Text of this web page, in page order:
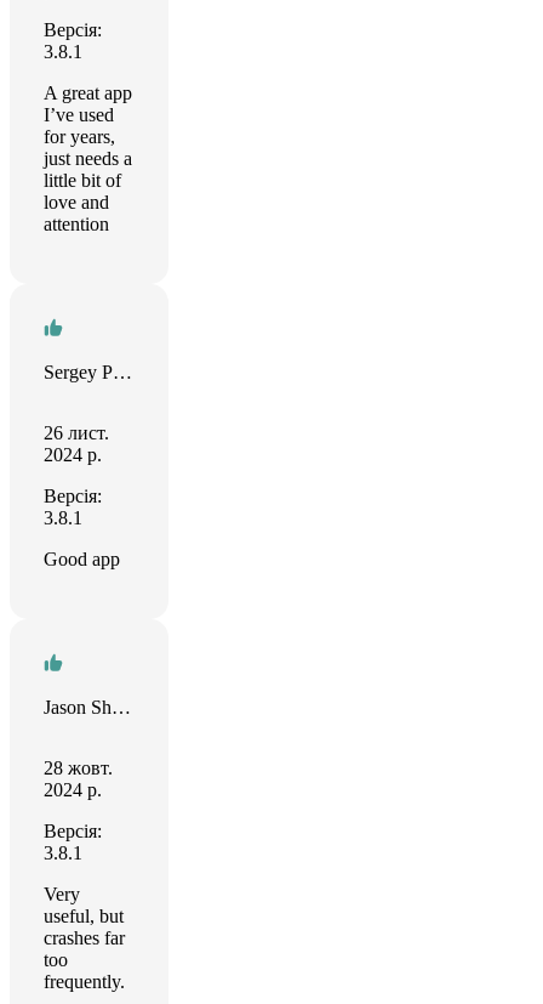
Версія:
3.8.1
A great app
I’ve used
for years,
just needs a
little bit of
love and
attention
Sergey Pushkovskiy
26 лист.
2024 р.
Версія:
3.8.1
Good app
Jason Sheldon
28 жовт.
2024 р.
Версія:
3.8.1
Very
useful, but
crashes far
too
frequently.